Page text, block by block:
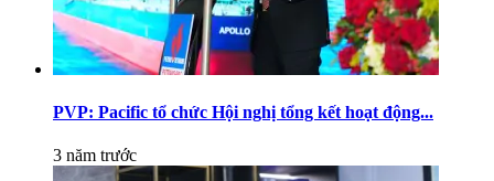
PVP: Pacific tổ chức Hội nghị tổng kết hoạt động...
3 năm trước